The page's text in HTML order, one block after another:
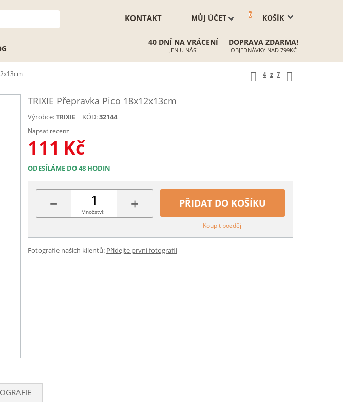
KOŠÍK
0
MŮJ ÚČET
KONTAKT
40 DNÍ NA VRÁCENÍ
JEN U NÁS!
DOPRAVA ZDARMA!
OBJEDNÁVKY NAD 799KČ
4 z 7
TRIXIE Přepravka Pico 18x12x13cm
Výrobce: TRIXIE KÓD:32144
Napsat recenzi
111 Kč
ODESÍLÁME DO 48 HODIN
− +
Množství:
PŘIDAT DO KOŠÍKU
Koupit později
Fotografie našich klientů: Přidejte první fotografii